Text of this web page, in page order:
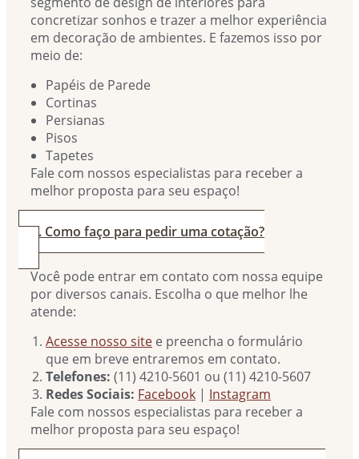
concretizar sonhos e trazer a melhor experiência
em decoração de ambientes. E fazemos isso por
meio de:
Papéis de Parede
Cortinas
Persianas
Pisos
Tapetes
Fale com nossos especialistas para receber a
melhor proposta para seu espaço!
2. Como faço para pedir uma cotação?
Você pode entrar em contato com nossa equipe
por diversos canais. Escolha o que melhor lhe
atende:
Acesse nosso site e preencha o formulário
que em breve entraremos em contato.
Telefones: (11) 4210-5601 ou (11) 4210-5607
Redes Sociais: Facebook | Instagram
Fale com nossos especialistas para receber a
melhor proposta para seu espaço!